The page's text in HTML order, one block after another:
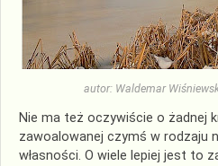
autor: Waldemar
Nie ma też oczywiście o żadnej
zawoalowanej czymś w rodzaju
własności. O wiele lepiej jest to